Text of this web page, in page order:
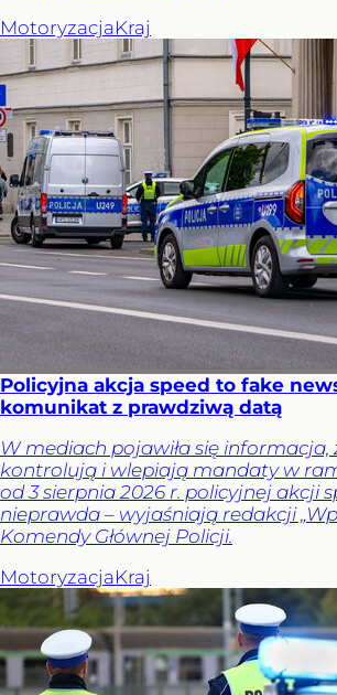
MotoryzacjaKraj
Policyjna akcja speed to fake
komunikat z prawdziwą datą
W mediach pojawiła się informacja,
kontrolują i wlepiają mandaty w
od 3 sierpnia 2026 r. policyjnej akcji
nieprawda – wyjaśniają redakcji
Komendy Głównej Policji.
MotoryzacjaKraj